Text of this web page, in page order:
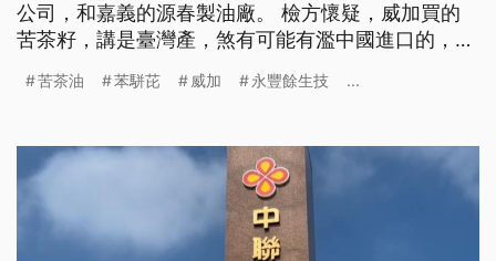
公司，和嘉義的源春製油廠。 檢方懷疑，威加買的
苦茶籽，講是臺灣產，煞有可能有濫中國進口的，後
員和姓陳的中盤商，予檢方聲押禁見。（新聞標題、
苦茶油 苯駢芘 威加 永豐餘生技 ...